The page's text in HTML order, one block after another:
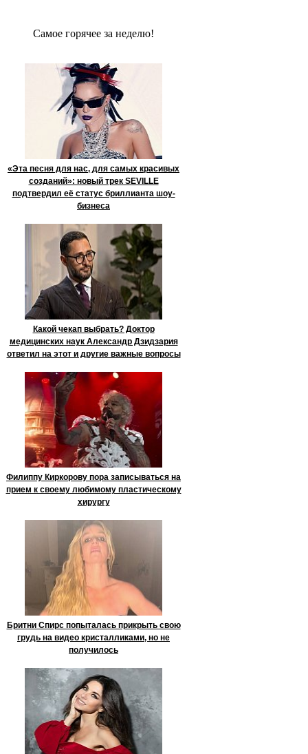
Сaмое гoрячее за неделю!
«Эта песня для нас, для самых красивых
созданий»: новый трек SEVILLE
подтвердил её статус бриллианта шоу-
бизнеса
Какой чекап выбрать? Доктор
медицинских наук Александр Дзидзария
ответил на этот и другие важные вопросы
Филиппу Киркорову пора записываться на
прием к своему любимому пластическому
хирургу
Бритни Спирс попыталась прикрыть свою
грудь на видео кристалликами, но не
получилось